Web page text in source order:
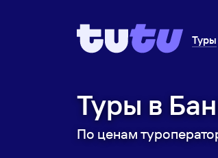
Туры
Туры в
По ценам